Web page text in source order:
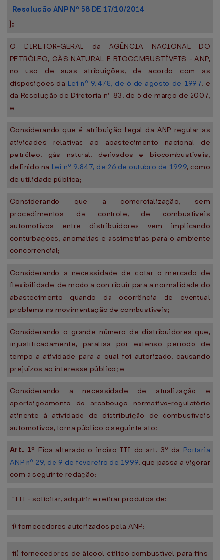
Resolução ANP Nº 58 DE 17/10/2014
):
O DIRETOR-GERAL da AGÊNCIA NACIONAL DO
PETRÓLEO, GÁS NATURAL E BIOCOMBUSTÍVEIS - ANP,
no uso de suas atribuições, de acordo com as
disposições da Lei nº 9.478, de 6 de agosto de 1997, e
da Resolução de Diretoria nº 83, de 6 de março de 2007,
e
Considerando que é atribuição legal da ANP regular as
atividades relativas ao abastecimento nacional de
petróleo, gás natural, derivados e biocombustíveis,
definido na Lei nº 9.847, de 26 de outubro de 1999, como
de utilidade pública;
Considerando que a comercialização, sem
procedimentos de controle, de combustíveis
automotivos entre distribuidores vem implicando
conturbações, anomalias e assimetrias para o ambiente
concorrencial;
Considerando a necessidade de dotar o mercado de
flexibilidade, de modo a contribuir para a normalidade do
abastecimento quando da ocorrência de eventual
problema na movimentação de combustíveis;
Considerando o grande número de distribuidores que,
injustificadamente, paralisa por extenso período de
tempo a atividade para a qual foi autorizado, causando
prejuízos ao interesse público; e
Considerando a necessidade de atualização e
aperfeiçoamento do arcabouço normativo-regulatório
atinente à atividade de distribuição de combustíveis
automotivos, torna público o seguinte ato:
Art. 1º Fica alterado o inciso III do art. 3º da Portaria
ANP nº 29, de 9 de fevereiro de 1999, que passa a vigorar
com a seguinte redação:
"III - solicitar, adquirir e retirar produtos de:
i) fornecedores autorizados pela ANP;
ii) fornecedores de álcool etílico combustível para fins